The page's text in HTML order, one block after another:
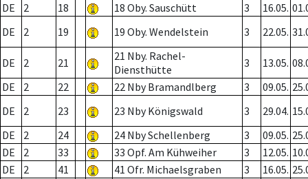
DE
2 18 18 Oby. Sauschütt 3 16.05.
DE
2 19 19 Oby. Wendelstein 3 22.05.
DE 2 21
21 Nby. Rachel-
Diensthütte
3 13.05.
DE
2 22 22 Nby Bramandlberg 3 09.05.
DE
2 23 23 Nby Königswald 3 29.04.
DE
2 24 24 Nby Schellenberg 3 09.05.
DE
2 33 33 Opf. Am Kühweiher 3 12.05.
DE
2 41 41 Ofr. Michaelsgraben 3 16.05.